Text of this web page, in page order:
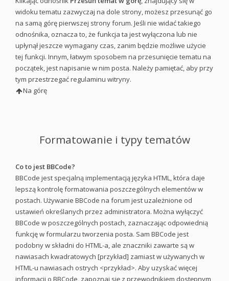
widoku tematu zazwyczaj na dole strony, możesz przesunąć go
na samą górę pierwszej strony forum. Jeśli nie widać takiego
odnośnika, oznacza to, że funkcja ta jest wyłączona lub nie
upłynął jeszcze wymagany czas, zanim będzie możliwe użycie
tej funkcji. Innym, łatwym sposobem na przesunięcie tematu na
początek, jest napisanie w nim posta. Należy pamiętać, aby przy
tym przestrzegać regulaminu witryny.
Na górę
Formatowanie i typy tematów
Co to jest BBCode?
BBCode jest specjalną implementacją języka HTML, która daje
lepszą kontrolę formatowania poszczególnych elementów w
postach. Używanie BBCode na forum jest uzależnione od
ustawień określanych przez administratora. Można wyłączyć
BBCode w poszczególnych postach, zaznaczając odpowiednią
funkcję w formularzu tworzenia posta. Sam BBCode jest
podobny w składni do HTML-a, ale znaczniki zawarte są w
nawiasach kwadratowych [przykład] zamiast w używanych w
HTML-u nawiasach ostrych <przykład>. Aby uzyskać więcej
informacji o BBCode, zapoznaj się z przewodnikiem dostępnym